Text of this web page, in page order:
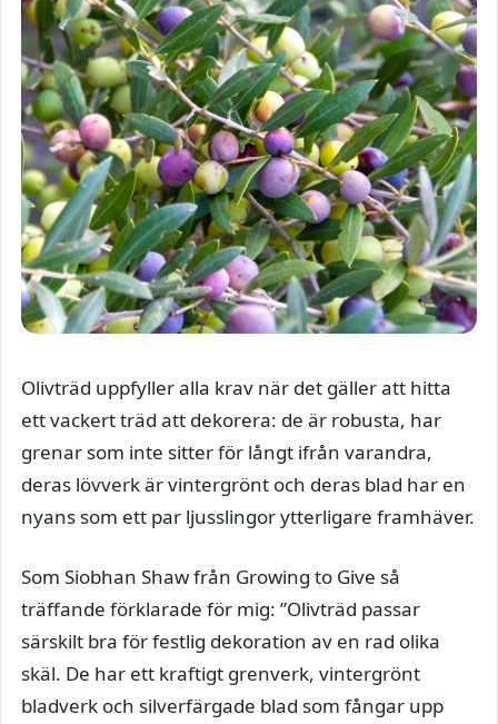
Olivträd uppfyller alla krav när det gäller att hitta
ett vackert träd att dekorera: de är robusta, har
grenar som inte sitter för långt ifrån varandra,
deras lövverk är vintergrönt och deras blad har en
nyans som ett par ljusslingor ytterligare framhäver.
Som Siobhan Shaw från Growing to Give så
träffande förklarade för mig: ”Olivträd passar
särskilt bra för festlig dekoration av en rad olika
skäl. De har ett kraftigt grenverk, vintergrönt
bladverk och silverfärgade blad som fångar upp